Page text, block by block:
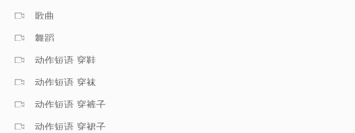
歌曲
舞蹈
动作短语 穿鞋
动作短语 穿袜
动作短语 穿裤子
动作短语 穿裙子